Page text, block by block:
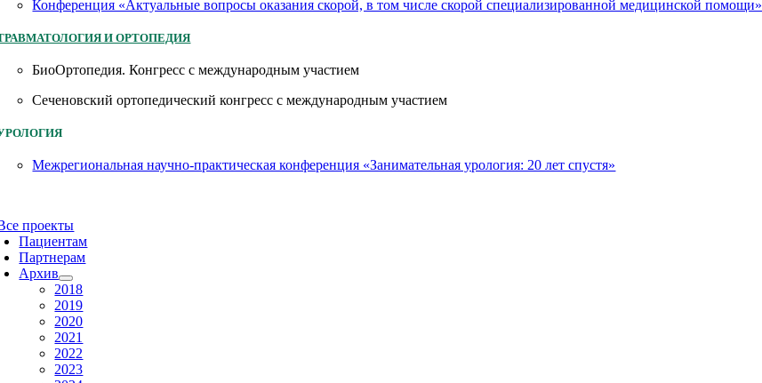
Конференция «Актуальные вопросы оказания скорой, в том числе скорой специализированной медицинской помощи»
И ОРТОПЕДИЯ
БиоОртопедия. Конгресс с международным участием
Сеченовский ортопедический конгресс с международным участием
Межрегиональная научно-практическая конференция «Занимательная урология: 20 лет спустя»
проекты
Пациентам
Партнерам
Архив
2018
2019
2020
2021
2022
2023